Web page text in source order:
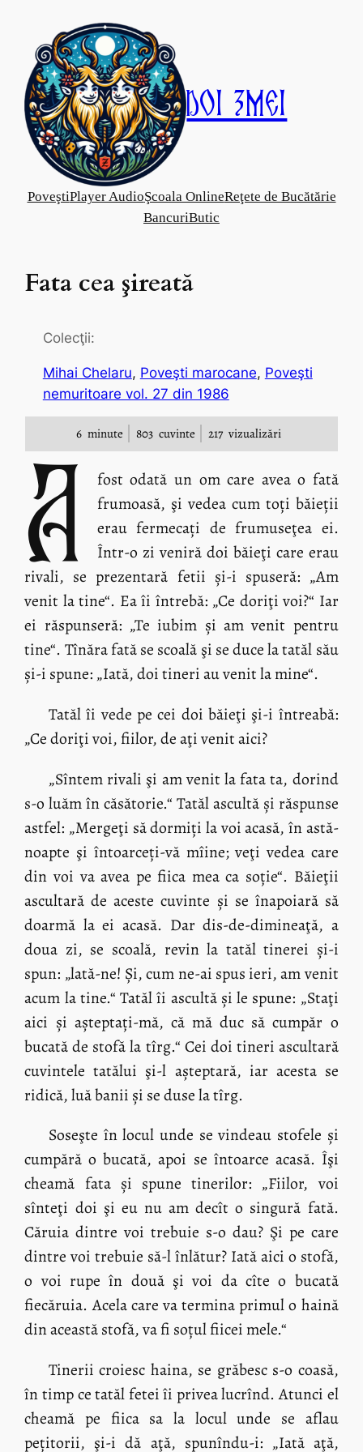
content
Doi Zmei
PoveştiPlayer AudioŞcoala OnlineReţete de Bucătărie
BancuriButic
Fata cea şireată
Colecţii:
Mihai Chelaru, Poveşti marocane, Poveşti
nemuritoare vol. 27 din 1986
6 minute 803 cuvinte 217 vizualizări
A
fost odată un om care avea o fată
frumoasă, şi vedea cum toți băieții
erau fermecați de frumuseţea ei.
Într-o zi veniră doi băieţi care erau
rivali, se prezentară fetii și-i spuseră: „Am
venit la tine“. Ea îi întrebă: „Ce doriţi voi?“ Iar
ei răspunseră: „Te iubim și am venit pentru
tine“. Tînăra fată se scoală şi se duce la tatăl său
și-i spune: „Iată, doi tineri au venit la mine“.
Tatăl îi vede pe cei doi băieţi şi-i întreabă:
„Ce doriţi voi, fiilor, de aţi venit aici?
„Sîntem rivali şi am venit la fata ta, dorind
s-o luăm în căsătorie.“ Tatăl ascultă și răspunse
astfel: „Mergeţi să dormiți la voi acasă, în astă-
noapte şi întoarceți-vă mîine; veţi vedea care
din voi va avea pe fiica mea ca soție“. Băieţii
ascultară de aceste cuvinte și se înapoiară să
doarmă la ei acasă. Dar dis-de-dimineaţă, a
doua zi, se scoală, revin la tatăl tinerei și-i
spun: „lată-ne! Și, cum ne-ai spus ieri, am venit
acum la tine.“ Tatăl îi ascultă și le spune: „Staţi
aici și așteptați-mă, că mă duc să cumpăr o
bucată de stofă la tîrg.“ Cei doi tineri ascultară
cuvintele tatălui şi-l așteptară, iar acesta se
ridică, luă banii și se duse la tîrg.
Soseşte în locul unde se vindeau stofele și
cumpără o bucată, apoi se întoarce acasă. Îşi
cheamă fata și spune tinerilor: „Fiilor, voi
sînteţi doi şi eu nu am decît o singură fată.
Căruia dintre voi trebuie s-o dau? Şi pe care
dintre voi trebuie să-l înlătur? Iată aici o stofă,
o voi rupe în două şi voi da cîte o bucată
fiecăruia. Acela care va termina primul o haină
din această stofă, va fi soțul fiicei mele.“
Tinerii croiesc haina, se grăbesc s-o coasă,
în timp ce tatăl fetei îi privea lucrînd. Atunci el
cheamă pe fiica sa la locul unde se aflau
pețitorii, şi-i dă aţă, spunîndu-i: „Iată aţă,